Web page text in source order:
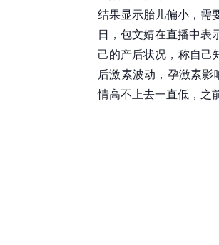
结果显示胎儿偏小，需
日，包文婧在直播中表
己的产后状况，称自己
后激素波动，孕激素
情高不上去一直低，之